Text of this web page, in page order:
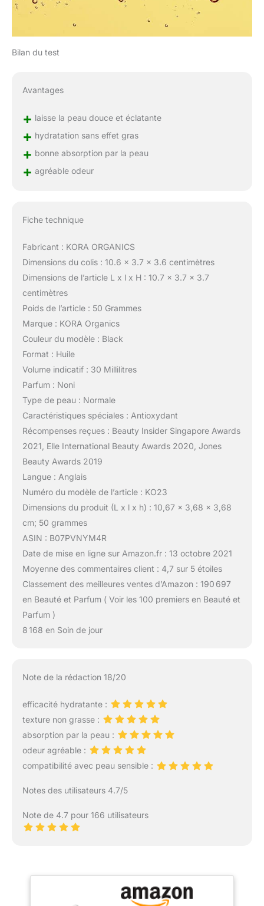
Bilan du test
Avantages
+ laisse la peau douce et éclatante
+ hydratation sans effet gras
+ bonne absorption par la peau
+ agréable odeur
Fiche technique
Fabricant : KORA ORGANICS
Dimensions du colis : 10.6 x 3.7 x 3.6 centimètres
Dimensions de l’article L x l x H : 10.7 x 3.7 x 3.7
centimètres
Poids de l’article : 50 Grammes
Marque : KORA Organics
Couleur du modèle : Black
Format : Huile
Volume indicatif : 30 Millilitres
Parfum : Noni
Type de peau : Normale
Caractéristiques spéciales : Antioxydant
Récompenses reçues : Beauty Insider Singapore Awards
2021, Elle International Beauty Awards 2020, Jones
Beauty Awards 2019
Langue : Anglais
Numéro du modèle de l’article : KO23
Dimensions du produit (L x l x h) : 10,67 x 3,68 x 3,68
cm; 50 grammes
ASIN : B07PVNYM4R
Date de mise en ligne sur Amazon.fr : 13 octobre 2021
Moyenne des commentaires client : 4,7 sur 5 étoiles
Classement des meilleures ventes d’Amazon : 190 697
en Beauté et Parfum ( Voir les 100 premiers en Beauté et
Parfum )
8 168 en Soin de jour
Note de la rédaction 18/20
efficacité hydratante :
texture non grasse :
absorption par la peau :
odeur agréable :
compatibilité avec peau sensible :
Notes des utilisateurs 4.7/5
Note de 4.7 pour 166 utilisateurs